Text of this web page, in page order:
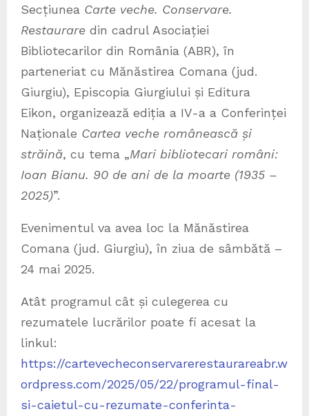
Secțiunea Carte veche. Conservare.
Restaurare din cadrul Asociației
Bibliotecarilor din România (ABR), în
parteneriat cu Mănăstirea Comana (jud.
Giurgiu), Episcopia Giurgiului și Editura
Eikon, organizează ediția a IV-a a Conferinței
Naționale Cartea veche românească și
străină, cu tema „Mari bibliotecari români:
Ioan Bianu. 90 de ani de la moarte (1935 –
2025)”.
Evenimentul va avea loc la Mănăstirea
Comana (jud. Giurgiu), în ziua de sâmbătă –
24 mai 2025.
Atât programul cât și culegerea cu
rezumatele lucrărilor poate fi acesat la
linkul:
https://cartevecheconservarerestaurareabr.w
ordpress.com/2025/05/22/programul-final-
si-caietul-cu-rezumate-conferinta-